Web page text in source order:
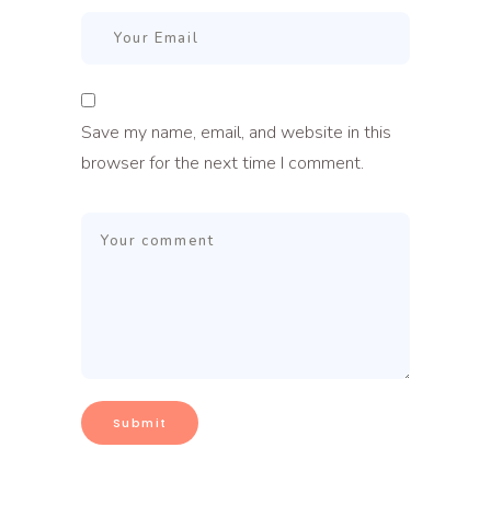
Save my name, email, and website in this
browser for the next time I comment.